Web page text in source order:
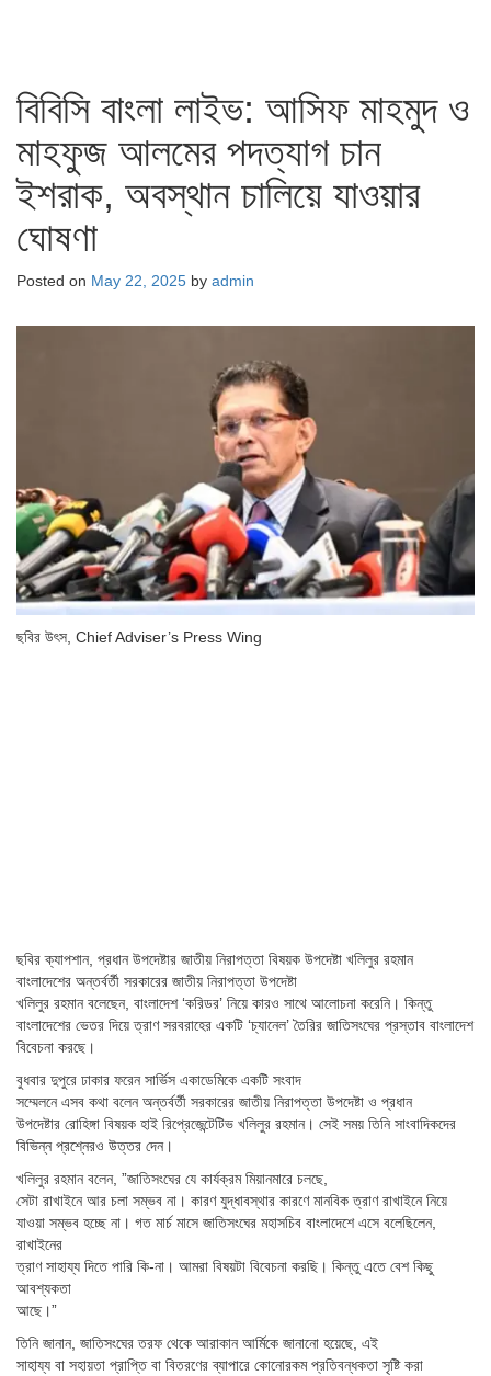
বিবিসি বাংলা লাইভ: আসিফ মাহমুদ ও
মাহফুজ আলমের পদত্যাগ চান
ইশরাক, অবস্থান চালিয়ে যাওয়ার
ঘোষণা
Posted on May 22, 2025 by admin
ছবির উৎস, Chief Adviser’s Press Wing
ছবির ক্যাপশান, প্রধান উপদেষ্টার জাতীয় নিরাপত্তা বিষয়ক উপদেষ্টা খলিলুর রহমান
বাংলাদেশের অন্তর্বর্তী সরকারের জাতীয় নিরাপত্তা উপদেষ্টা
খলিলুর রহমান বলেছেন, বাংলাদেশ ‘করিডর’ নিয়ে কারও সাথে আলোচনা করেনি। কিন্তু
বাংলাদেশের ভেতর দিয়ে ত্রাণ সরবরাহের একটি ‘চ্যানেল’ তৈরির জাতিসংঘের প্রস্তাব বাংলাদেশ
বিবেচনা করছে।
বুধবার দুপুরে ঢাকার ফরেন সার্ভিস একাডেমিকে একটি সংবাদ
সম্মেলনে এসব কথা বলেন অন্তর্বর্তী সরকারের জাতীয় নিরাপত্তা উপদেষ্টা ও প্রধান
উপদেষ্টার রোহিঙ্গা বিষয়ক হাই রিপ্রেজেন্টেটিভ খলিলুর রহমান। সেই সময় তিনি সাংবাদিকদের
বিভিন্ন প্রশ্নেরও উত্তর দেন।
খলিলুর রহমান বলেন, ”জাতিসংঘের যে কার্যক্রম মিয়ানমারে চলছে,
সেটা রাখাইনে আর চলা সম্ভব না। কারণ যুদ্ধাবস্থার কারণে মানবিক ত্রাণ রাখাইনে নিয়ে
যাওয়া সম্ভব হচ্ছে না। গত মার্চ মাসে জাতিসংঘের মহাসচিব বাংলাদেশে এসে বলেছিলেন,
রাখাইনের
ত্রাণ সাহায্য দিতে পারি কি-না। আমরা বিষয়টা বিবেচনা করছি। কিন্তু এতে বেশ কিছু
আবশ্যকতা
আছে।”
তিনি জানান, জাতিসংঘের তরফ থেকে আরাকান আর্মিকে জানানো হয়েছে, এই
সাহায্য বা সহায়তা প্রাপ্তি বা বিতরণের ব্যাপারে কোনোরকম প্রতিবন্ধকতা সৃষ্টি করা